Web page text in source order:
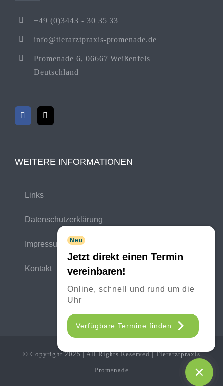
Neu
Jetzt direkt einen Termin
vereinbaren!
Online, schnell und rund um die
Uhr
Verfügbare Termine finden
+49 (0)3443 - 30 35 33
info@tierarztpraxis-promenade.de
Promenade 6, 06667 Weißenfels
Deutschland
WEITERE INFORMATIONEN
Links
Datenschutzerklärung
Impressum
Kontakt
© Copyright 2025 | All Rights Reserved | Tierarztpraxis
Promenade